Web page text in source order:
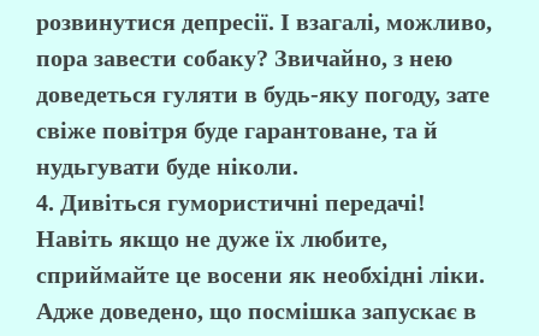
розвинутися депресії. І взагалі, можливо,
пора завести собаку? Звичайно, з нею
доведеться гуляти в будь-яку погоду, зате
свіже повітря буде гарантоване, та й
нудьгувати буде ніколи.
4. Дивіться гумористичні передачі!
Навіть якщо не дуже їх любите,
сприймайте це восени як необхідні ліки.
Адже доведено, що посмішка запускає в